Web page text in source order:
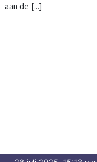
aan de [...]